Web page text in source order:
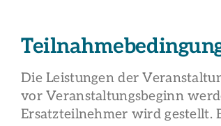
Die Leistungen der
vor Veranstaltungsbeginn
Ersatzteilnehmer wird gestellt.